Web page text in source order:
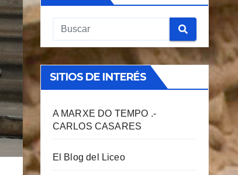
SITIOS DE INTERÉS
A MARXE DO TEMPO .-
CARLOS CASARES
El Blog del Liceo